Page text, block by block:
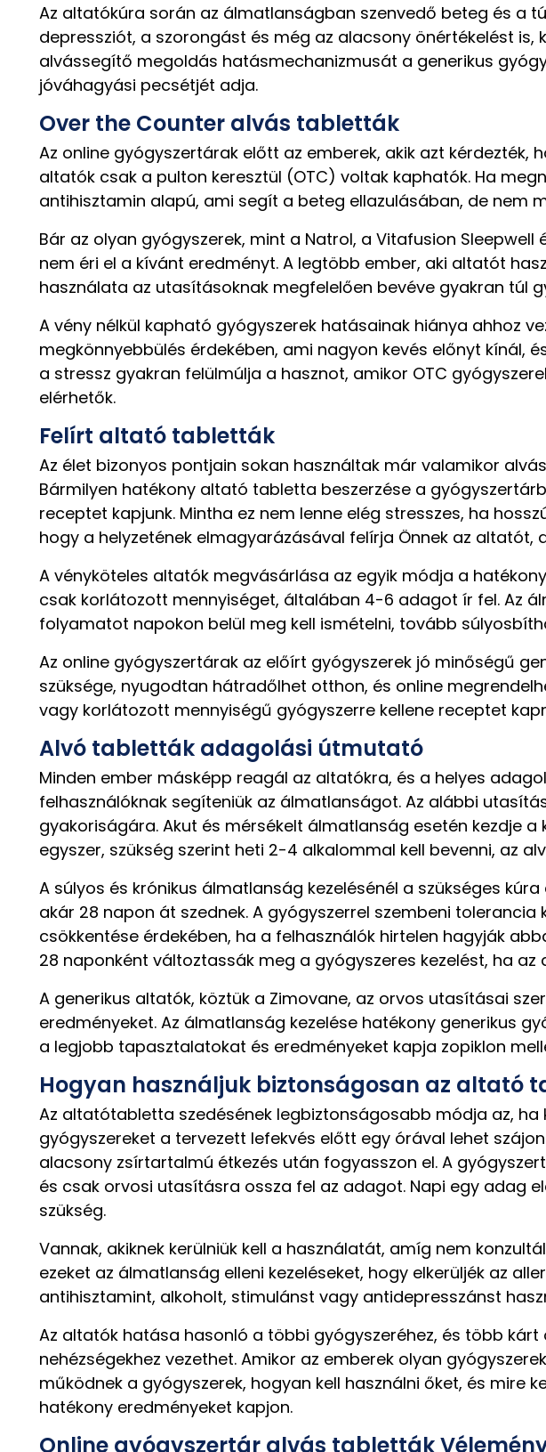
Az altatókúra során az álmatlanságban szenvedő beteg és a
depressziót, a szorongást és még az alacsony önértékelést is,
alvássegítő megoldás hatásmechanizmusát a generikus
jóváhagyási pecsétjét adja.
Over the Counter alvás tabletták
Az online gyógyszertárak előtt az emberek, akik azt
altatók csak a pulton keresztül (OTC) voltak kaphatók. Ha
antihisztamin alapú, ami segít a beteg ellazulásában, de nem
Bár az olyan gyógyszerek, mint a Natrol, a Vitafusion
nem éri el a kívánt eredményt. A legtöbb ember, aki altatót
használata az utasításoknak megfelelően bevéve gyakran túl
A vény nélkül kapható gyógyszerek hatásainak hiánya ahhoz
megkönnyebbülés érdekében, ami nagyon kevés előnyt kínál,
a stressz gyakran felülmúlja a hasznot, amikor OTC
elérhetők.
Felírt altató tabletták
Az élet bizonyos pontjain sokan használtak már valamikor
Bármilyen hatékony altató tabletta beszerzése a
receptet kapjunk. Mintha ez nem lenne elég stresszes, ha
hogy a helyzetének elmagyarázásával felírja Önnek az altatót,
A vényköteles altatók megvásárlása az egyik módja a
csak korlátozott mennyiséget, általában 4-6 adagot ír fel. Az
folyamatot napokon belül meg kell ismételni, tovább
Az online gyógyszertárak az előírt gyógyszerek jó minőségű
szüksége, nyugodtan hátradőlhet otthon, és online
vagy korlátozott mennyiségű gyógyszerre kellene receptet
Alvó tabletták adagolási útmutató
Minden ember másképp reagál az altatókra, és a helyes
felhasználóknak segíteniük az álmatlanságot. Az alábbi
gyakoriságára. Akut és mérsékelt álmatlanság esetén kezdje
egyszer, szükség szerint heti 2-4 alkalommal kell bevenni, az
A súlyos és krónikus álmatlanság kezelésénél a szükséges
akár 28 napon át szednek. A gyógyszerrel szembeni
csökkentése érdekében, ha a felhasználók hirtelen hagyják
28 naponként változtassák meg a gyógyszeres kezelést, ha
A generikus altatók, köztük a Zimovane, az orvos utasításai
eredményeket. Az álmatlanság kezelése hatékony generikus
a legjobb tapasztalatokat és eredményeket kapja zopiklon
Hogyan használjuk biztonságosan az altató
Az altatótabletta szedésének legbiztonságosabb módja az,
gyógyszereket a tervezett lefekvés előtt egy órával lehet
alacsony zsírtartalmú étkezés után fogyasszon el. A
és csak orvosi utasításra ossza fel az adagot. Napi egy adag
szükség.
Vannak, akiknek kerülniük kell a használatát, amíg nem
ezeket az álmatlanság elleni kezeléseket, hogy elkerüljék az
antihisztamint, alkoholt, stimulánst vagy antidepresszánst
Az altatók hatása hasonló a többi gyógyszeréhez, és több
nehézségekhez vezethet. Amikor az emberek olyan
működnek a gyógyszerek, hogyan kell használni őket, és mire
hatékony eredményeket kapjon.
Online gyógyszertár alvás tabletták